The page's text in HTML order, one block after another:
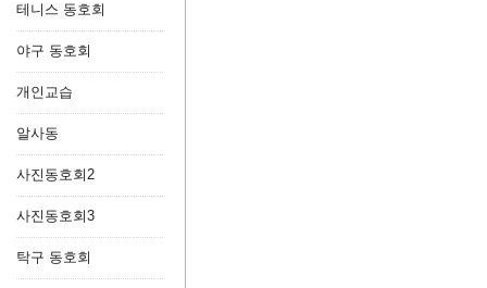
테니스 동호회
야구 동호회
개인교습
알사동
사진동호회2
사진동호회3
탁구 동호회